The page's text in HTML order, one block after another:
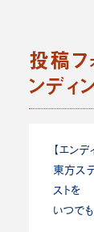
投稿フ
ンディ
【エン
東方ス
ストを
いつでも